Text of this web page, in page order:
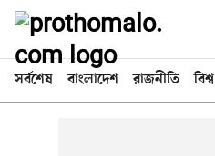
সর্বশেষ বাংলাদেশ রাজনীতি বিশ্ব